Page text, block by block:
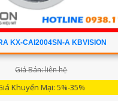
KX-CAI2004SN-A KBVISION
Giá Bán: liên hệ
Khuyến Mại: 5%-35%